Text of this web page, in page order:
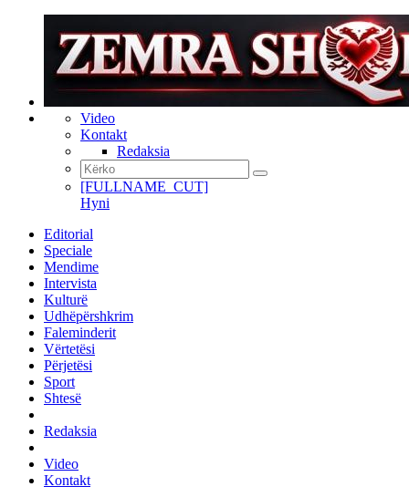
Video
Kontakt
Redaksia
[FULLNAME_CUT]
Hyni
Editorial
Speciale
Mendime
Intervista
Kulturë
Udhëpërshkrim
Faleminderit
Vërtetësi
Përjetësi
Sport
Shtesë
Redaksia
Video
Kontakt